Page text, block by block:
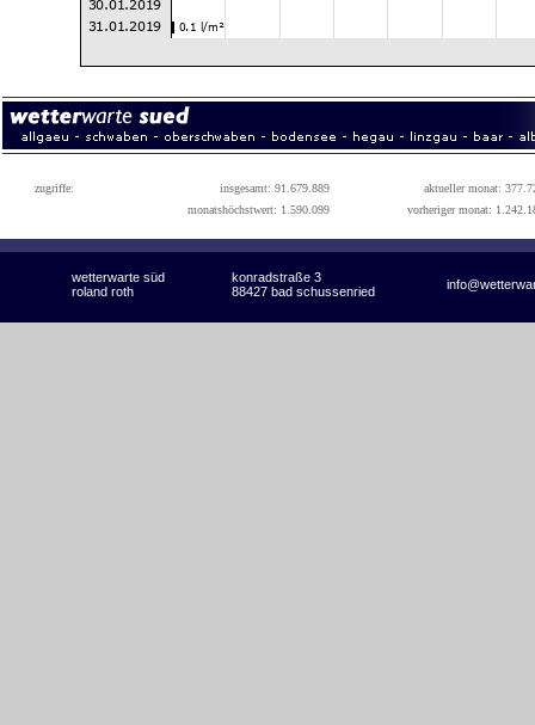
zugriffe: insgesamt: 91.679.889
aktueller monat:
monatshöchstwert: 1.590.099
vorheriger monat:
wetterwarte süd konradstraße 3
roland roth 88427 bad schussenried